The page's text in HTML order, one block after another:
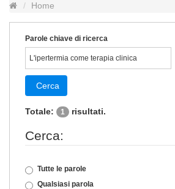
Home
Parole chiave di ricerca
Cerca
Totale: 1 risultati.
Cerca:
Tutte le parole
Qualsiasi parola